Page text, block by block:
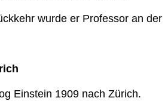
wurde er Professor an der
Einstein 1909 nach Zürich.